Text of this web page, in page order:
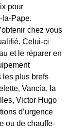
pour
la-Pape.
chez vous
Celui-ci
et le réparer en
les plus brefs
Vancia, la
Victor Hugo
d’urgence
ou de chauffe-